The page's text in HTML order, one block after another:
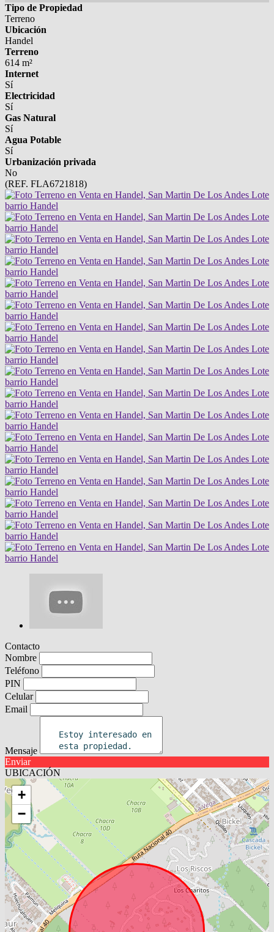
Tipo de Propiedad
Terreno
Ubicación
Handel
Terreno
614 m²
Internet
Sí
Electricidad
Sí
Gas Natural
Sí
Agua Potable
Sí
Urbanización privada
No
(REF. FLA6721818)
Contacto
Nombre
Teléfono
PIN
Celular
Email
Mensaje
Enviar
UBICACIÓN
+
−